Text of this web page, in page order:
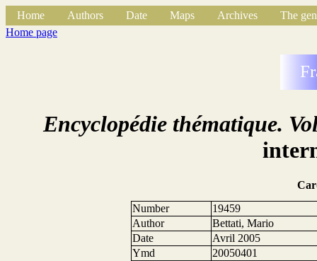
Home Authors Date Maps Archives
The
Home page
Encyclopédie thématique.
Number
19459
Author
Bettati, Mario
Date
Avril 2005
Ymd
20050401